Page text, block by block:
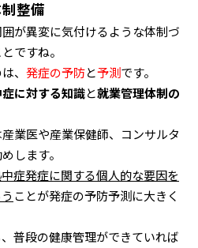
整備
が異変に気付けるような体制づ
ですね。
、 発症の予防と予測です。
に対する知識と就業管理体制の
業医や産業保健師、コンサルタ
します。
症発症に関する個人的な要因を
ことが発症の予防予測に大きく
普段の健康管理ができていれば